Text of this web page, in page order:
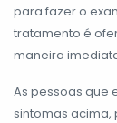
para fazer o
tratamento é
maneira
As pessoas que
sintomas